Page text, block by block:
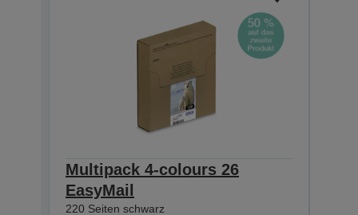
Multipack 4-colours 26
EasyMail
220 Seiten schwarz